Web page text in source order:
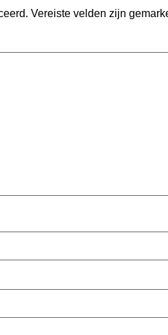
Vereiste velden zijn